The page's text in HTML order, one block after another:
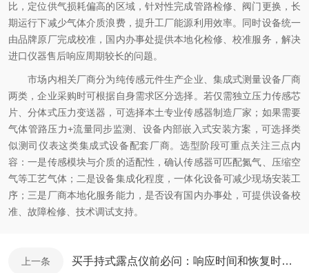
比，定位供气损耗偏高的区域，针对性完成管路检修、阀门更换，长
期运行下减少气体介质浪费，提升工厂能源利用效率。同时设备统一
由品牌原厂完成校准，国内办事处提供本地化检修、校准服务，解决
进口仪器售后响应周期较长的问题。
市场内相关厂商分为纯传感元件生产企业、集成式测量设备厂商
两类，企业采购时可根据自身需求区分选择。若仅需独立压力传感芯
片、分体式压力变送器，可选择本土专业传感器制造厂家；如果需要
气体管路压力+流量同步监测、设备内部嵌入式安装方案，可选择类
似测司仪表这类集成式设备配套厂商。选型阶段可重点关注三点内
容：一是传感模块与介质的适配性，确认传感器可匹配氮气、压缩空
气等工艺气体；二是设备集成化程度，一体化设备可减少现场安装工
序；三是厂商本地化服务能力，是否设有国内办事处，可提供设备校
准、故障检修、技术调试支持。
上一条 买手持式露点仪前必问：响应时间和恢复时间是两回事